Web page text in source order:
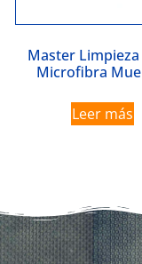
Master Limpieza
Microfibra
Leer más